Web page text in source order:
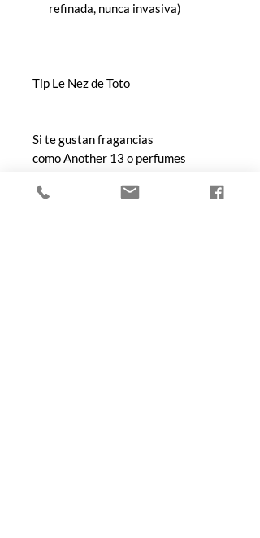
refinada, nunca invasiva)
Tip Le Nez de Toto
Si te gustan fragancias
como Another 13 o perfumes
pulcro, Orphéon es una elección